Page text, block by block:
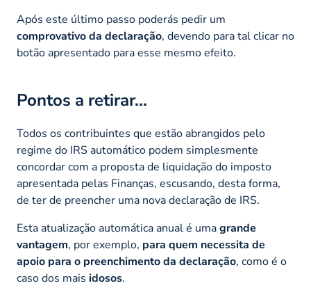
Após este último passo poderás pedir um
comprovativo da declaração, devendo para tal clicar no
botão apresentado para esse mesmo efeito.
Pontos a retirar…
Todos os contribuintes que estão abrangidos pelo
regime do IRS automático podem simplesmente
concordar com a proposta de liquidação do imposto
apresentada pelas Finanças, escusando, desta forma,
de ter de preencher uma nova declaração de IRS.
Esta atualização automática anual é umagrande
vantagem, por exemplo, para quem necessita de
apoio para o preenchimento da declaração, como é o
caso dos mais idosos.